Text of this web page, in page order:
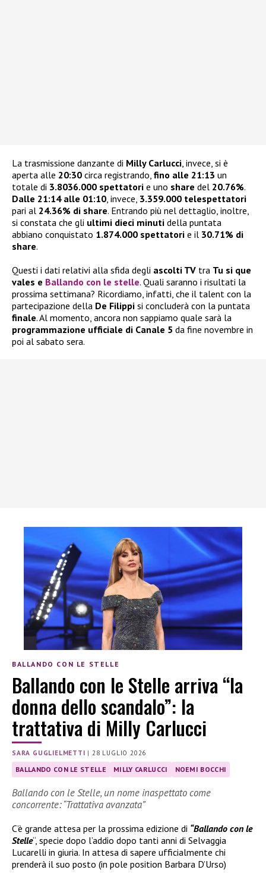
La trasmissione danzante di Milly Carlucci, invece, si è
aperta alle 20:30 circa registrando, fino alle 21:13 un
totale di 3.8036.000 spettatori e uno share del 20.76%.
Dalle 21:14 alle 01:10, invece, 3.359.000 telespettatori
pari al 24.36% di share. Entrando più nel dettaglio, inoltre,
si constata che gli ultimi dieci minuti della puntata
abbiano conquistato 1.874.000 spettatori e il 30.71% di
share.
Questi i dati relativi alla sfida degli ascolti TV tra Tu si que
vales e Ballando con le stelle. Quali saranno i risultati la
prossima settimana? Ricordiamo, infatti, che il talent con la
partecipazione della De Filippi si concluderà con la puntata
finale. Al momento, ancora non sappiamo quale sarà la
programmazione ufficiale di Canale 5 da fine novembre in
poi al sabato sera.
BALLANDO CON LE STELLE
Ballando con le Stelle arriva “la
donna dello scandalo”: la
trattativa di Milly Carlucci
SARA GUGLIELMETTI | 28 LUGLIO 2026
BALLANDO CON LE STELLE MILLY CARLUCCI NOEMI BOCCHI
Ballando con le Stelle, un nome inaspettato come
concorrente: “Trattativa avanzata”
C’è grande attesa per la prossima edizione di “Ballando con le
Stelle“, specie dopo l’addio dopo tanti anni di Selvaggia
Lucarelli in giuria. In attesa di sapere ufficialmente chi
prenderà il suo posto (in pole position Barbara D’Urso)